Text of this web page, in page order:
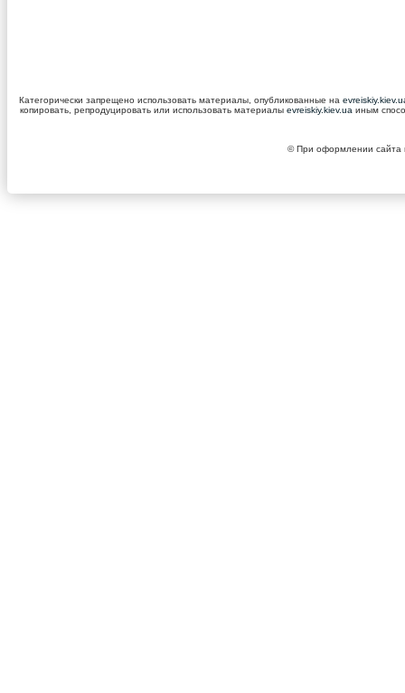
Категорически запрещено использовать материалы, опубликованные на
копировать, репродуцировать или использовать материалыevreiskiy.kiev.ua иным
© При оформлении сайта